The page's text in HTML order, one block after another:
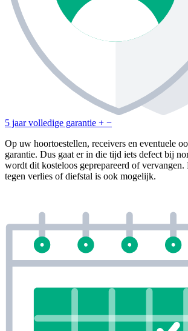
5 jaar volledige garantie + −
Op uw hoortoestellen, receivers en eventuele
garantie. Dus gaat er in die tijd iets defect bij
wordt dit kosteloos geprepareerd of vervangen.
tegen verlies of diefstal is ook mogelijk.